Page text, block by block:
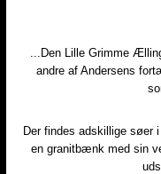
...Den Lille Grimme
andre af Andersens
Der findes adskillige søer
en granitbænk med sin